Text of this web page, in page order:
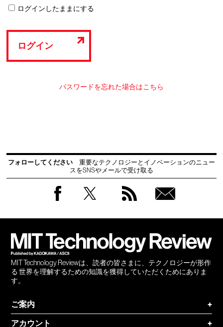
ログインしたままにする
ログイン
パスワードを忘れた場合はこちら
フォローしてください
重要なテクノロジーとイノベーションのニュー
スをSNSやメールで受け取る
MIT Technology Reviewは、読者の皆さまに、テクノロジーが形作
る 世界を理解するための知識を獲得していただくためにありま
す。
ご案内
+
アカウント
+